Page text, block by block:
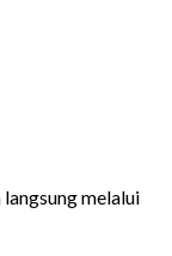
melalui